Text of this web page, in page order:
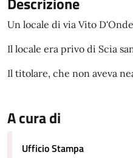
Un locale di via Vito
Il locale era privo di Scia
Il titolare, che non aveva
A cura di
Ufficio Stampa